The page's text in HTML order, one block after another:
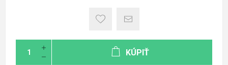
KÚPIŤ